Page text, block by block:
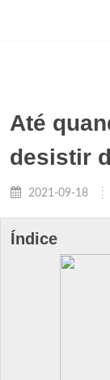
Até
desistir
2021-09-18
Índice